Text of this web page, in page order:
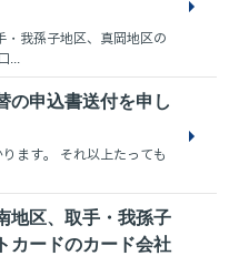
我孫子地区、真岡地区の
...
の申込書送付を申し
ます。 それ以上たっても
地区、取手・我孫子
カードのカード会社